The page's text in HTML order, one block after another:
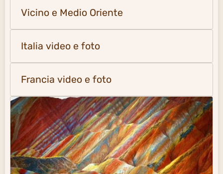
Vicino e Medio Oriente
Italia video e foto
Francia video e foto